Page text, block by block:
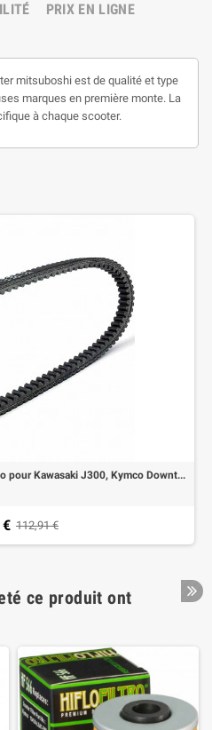
PRIX EN LIGNE
mitsuboshi est de qualité et type
marques en première monte. La
à chaque scooter.
COURROIE DE TRASMISSION bando pour Kawasaki J300, Kymco Downtown 300/350, people 300 GTI
€ 112,91 €
ce produit ont